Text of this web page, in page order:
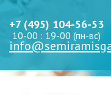
+7 (495) 104-56-53
10-00 : 19-00 (пн-вс)